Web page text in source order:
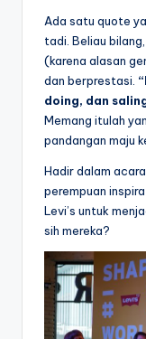
Ada satu quote
tadi. Beliau
(karena alasan
dan berprestasi.
doing, dan
Memang itulah
pandangan maju
Hadir dalam
perempuan
Levi’s untuk
sih mereka?